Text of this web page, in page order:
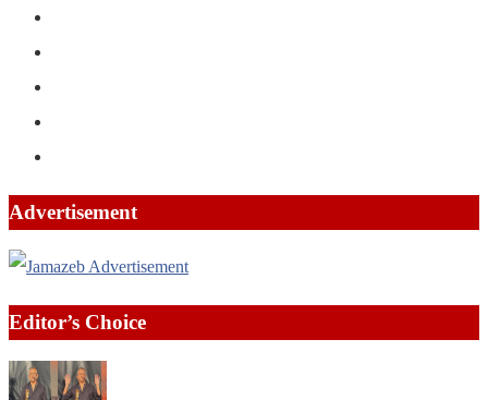
Advertisement
Editor’s Choice